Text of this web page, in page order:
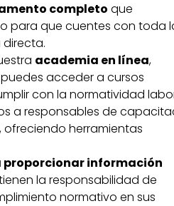
completo que
para que cuentes con toda
academia en línea,
acceder a cursos
con la normatividad
a responsables de
herramientas
proporcionar información
la responsabilidad de
normativo en sus